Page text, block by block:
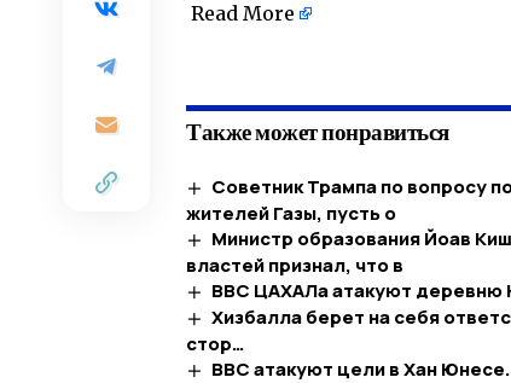
Read More
Также может понравиться
Советник Трампа по вопросу
жителей Газы, пусть о
Министр образования Йоав
властей признал, что в
ВВС ЦАХАЛа атакуют деревню
Хизбалла берет на себя
стор…​
ВВС атакуют цели в Хан